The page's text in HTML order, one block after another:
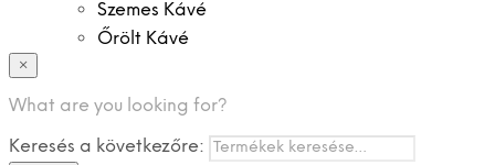
Szemes Kávé
Őrölt Kávé
Instant Kávé
Zacskó Tea
×
What are you looking for?
Keresés a következőre: